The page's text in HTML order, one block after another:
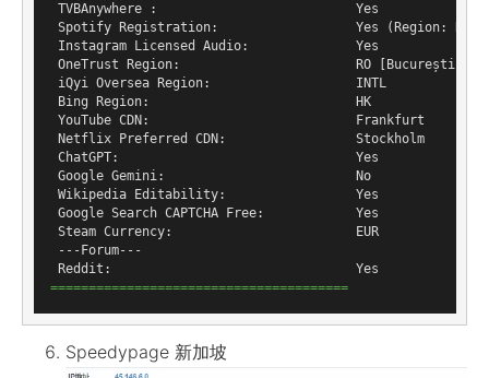
TVBAnywhere :                          Yes
Spotify Registration:                  Yes (Region: RO)
Instagram Licensed Audio:              Yes
OneTrust Region:                       RO [București]
iQyi Oversea Region:                   INTL
Bing Region:                           HK
YouTube CDN:                           Frankfurt
Netflix Preferred CDN:                 Stockholm
ChatGPT:                               Yes
Google Gemini:                         No
Wikipedia Editability:                 Yes
Google Search CAPTCHA Free:            Yes
Steam Currency:                        EUR
---Forum---
=======================================
Speedypage 新加坡